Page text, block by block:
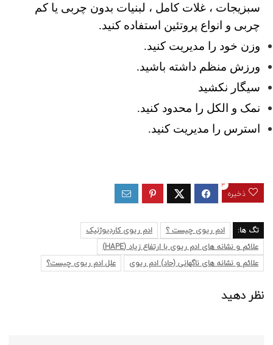
سبزیجات ، غلات کامل ، لبنیات بدون چربی یا کم
چربی و انواع پروتئین استفاده کنید.
وزن خود را مدیریت کنید.
ورزش منظم داشته باشید.
سیگار نکشید
نمک و الکل را محدود کنید.
استرس را مدیریت کنید.
ذخیره
3
تگ ها: ادم ریوی چیست ؟
ادم ریوی کاردیوژنیک
علائم و نشانه های ادم ریوی با ارتفاع زیاد (HAPE)
علائم و نشانه های ناگهانی (حاد) ادم ریوی
علل ادم ریوی چیست؟
نظر دهید